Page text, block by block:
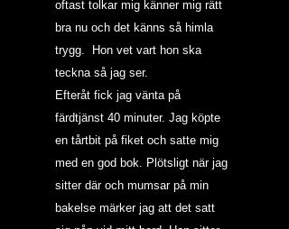
oftast tolkar mig känner mig rätt
bra nu och det känns så himla
trygg.  Hon vet vart hon ska
teckna så jag ser.
Efteråt fick jag vänta på
färdtjänst 40 minuter. Jag köpte
en tårtbit på fiket och satte mig
med en god bok. Plötsligt när jag
sitter där och mumsar på min
bakelse märker jag att det satt